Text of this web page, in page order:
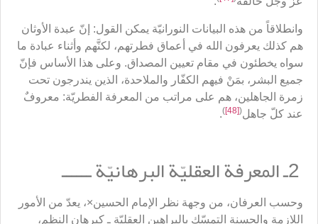
وانطلاقاً من هذه البيانات النورانيّة يمكن القول: إنّ عبدة الأوثان
هم كذلك يعرفون الله في أعماق فطرتهم، لكنَّهم وأثناء عبادة ما
سواه يخطئون في مقام تعيين المصداق. وعلى هذا الأساس فإنّ
جميع البشر، بمَنْ فيهم الكفّار والملاحدة، الذين يندرجون تحت
زمرة الجاهلين، هم على مراتب من المعرفة الفطريّة: معروفٌ
عند كلّ جاهل(
[48]
)
.
وحسب العرفان، من وجهة نظر الإمام الحسين×، يعدّ من الأمور
اللازمة والحسنة التمسّك بالبراهين العقليّة ـ كبرهان النظم،